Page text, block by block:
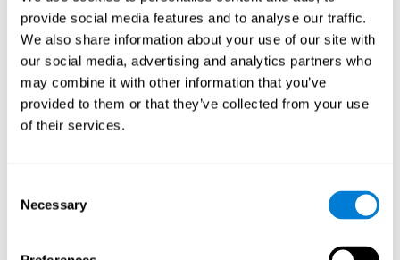
provide social media features and to analyse our traffic.
We also share information about your use of our site with
our social media, advertising and analytics partners who
may combine it with other information that you’ve
provided to them or that they’ve collected from your use
of their services.
Selection
Necessary